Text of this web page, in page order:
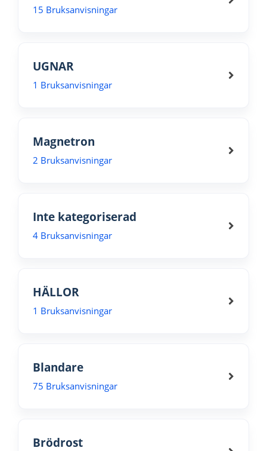
15 Bruksanvisningar
UGNAR
1 Bruksanvisningar
Magnetron
2 Bruksanvisningar
Inte kategoriserad
4 Bruksanvisningar
HÄLLOR
1 Bruksanvisningar
Blandare
75 Bruksanvisningar
Brödrost